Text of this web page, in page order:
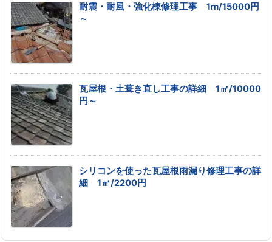
耐震・耐風・強化棟修理工事 1m/15000円
～
瓦屋根・土葺き直し工事の詳細 1㎡/10000
円～
シリコンを使った瓦屋根雨漏り修理工事の詳
細 1㎡/2200円